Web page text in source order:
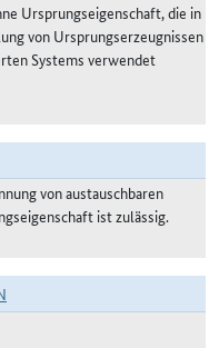
Ursprungseigenschaft, die in
von Ursprungserzeugnissen
Systems verwendet
von austauschbaren
ist zulässig.